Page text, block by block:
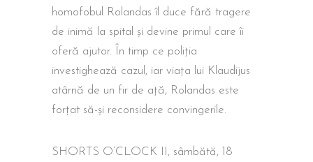
homofobul Rolandas îl duce fără tragere
de inimă la spital și devine primul care îi
oferă ajutor. În timp ce poliția
investighează cazul, iar viața lui Klaudijus
atârnă de un fir de ață, Rolandas este
forțat să-și reconsidere convingerile.
SHORTS O’CLOCK II, sâmbătă, 18